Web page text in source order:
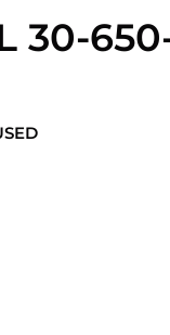
650-